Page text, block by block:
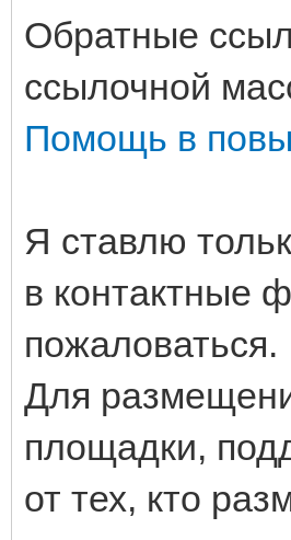
Обратные
ссылочной
Помощь в
Я ставлю
в контактные
пожаловаться.
Для
площадки,
от тех, кто